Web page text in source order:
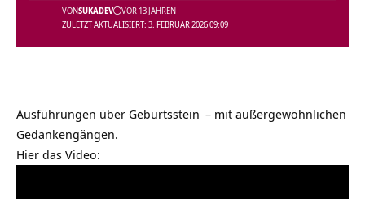
ZULETZT AKTUALISIERT: 3. FEBRUAR 2026 09:09
VONSUKADEV VOR 13 JAHREN
Ausführungen über
– mit außergewöhnlichen
Gedankengängen.
Hier das Video: